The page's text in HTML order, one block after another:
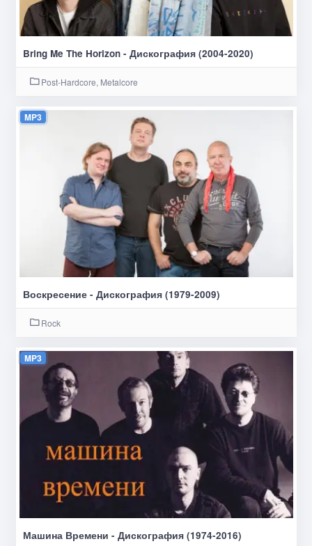
Bring Me The Horizon - Дискография (2004-2020)
Post-Hardcore, Metalcore
MP3
Воскресение - Дискография (1979-2009)
Rock
MP3
Машина Времени - Дискография (1974-2016)